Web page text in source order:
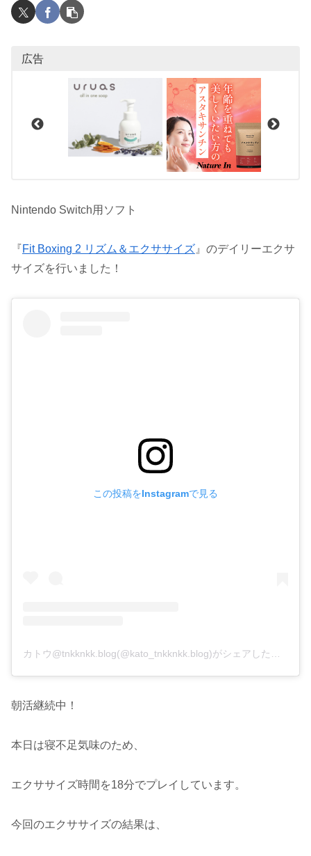
広告
Nintendo Switch用ソフト
『Fit Boxing 2 リズム＆エクササイズ 』のデイリーエクサ
サイズを行いました！
この投稿をInstagramで見る
カトウ@tnkknkk.blog(@kato_tnkknkk.blog)がシェアした投稿
朝活継続中！
本日は寝不足気味のため、
エクササイズ時間を18分でプレイしています。
今回のエクササイズの結果は、